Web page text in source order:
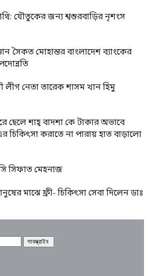
যৌতুকের জন্য শ্বশুরবাড়ির নৃশংস
সৈকত মোহান্তর বাংলাদেশ ব্যাংকের
নেতা তারেক শাসম খান হিমু
ছেলে শাহ্ বাদশা কে টাকার অভাবে
করাতে না পারায় হাত বাড়ালো
সিফাত মেহনাজ
মাঝে ফ্রী- চিকিৎসা সেবা দিলেন ডাঃ